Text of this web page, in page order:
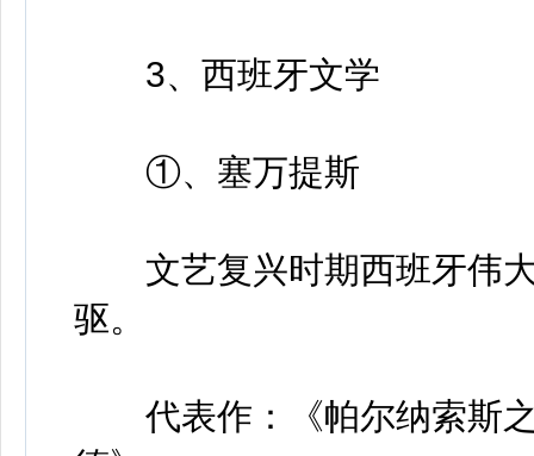
3、西班牙文学
①、塞万提斯
文艺复兴时期西班牙伟大
驱。
代表作：《帕尔纳索斯之